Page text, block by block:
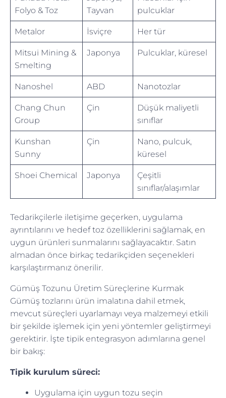
Folyo & Toz
Tayvan
pulcuklar
Metalor İsviçre Her tür
Mitsui Mining &
Smelting
Japonya Pulcuklar, küresel
Nanoshel ABD Nanotozlar
Chang Chun
Group
Çin
Düşük maliyetli
sınıflar
Kunshan
Sunny
Çin
Nano, pulcuk,
küresel
Shoei Chemical Japonya
Çeşitli
sınıflar/alaşımlar
Tedarikçilerle iletişime geçerken, uygulama
ayrıntılarını ve hedef toz özelliklerini sağlamak, en
uygun ürünleri sunmalarını sağlayacaktır. Satın
almadan önce birkaç tedarikçiden seçenekleri
karşılaştırmanız önerilir.
Gümüş Tozunu Üretim Süreçlerine Kurmak
Gümüş tozlarını ürün imalatına dahil etmek,
mevcut süreçleri uyarlamayı veya malzemeyi etkili
bir şekilde işlemek için yeni yöntemler geliştirmeyi
gerektirir. İşte tipik entegrasyon adımlarına genel
bir bakış:
Tipik kurulum süreci:
Uygulama için uygun tozu seçin